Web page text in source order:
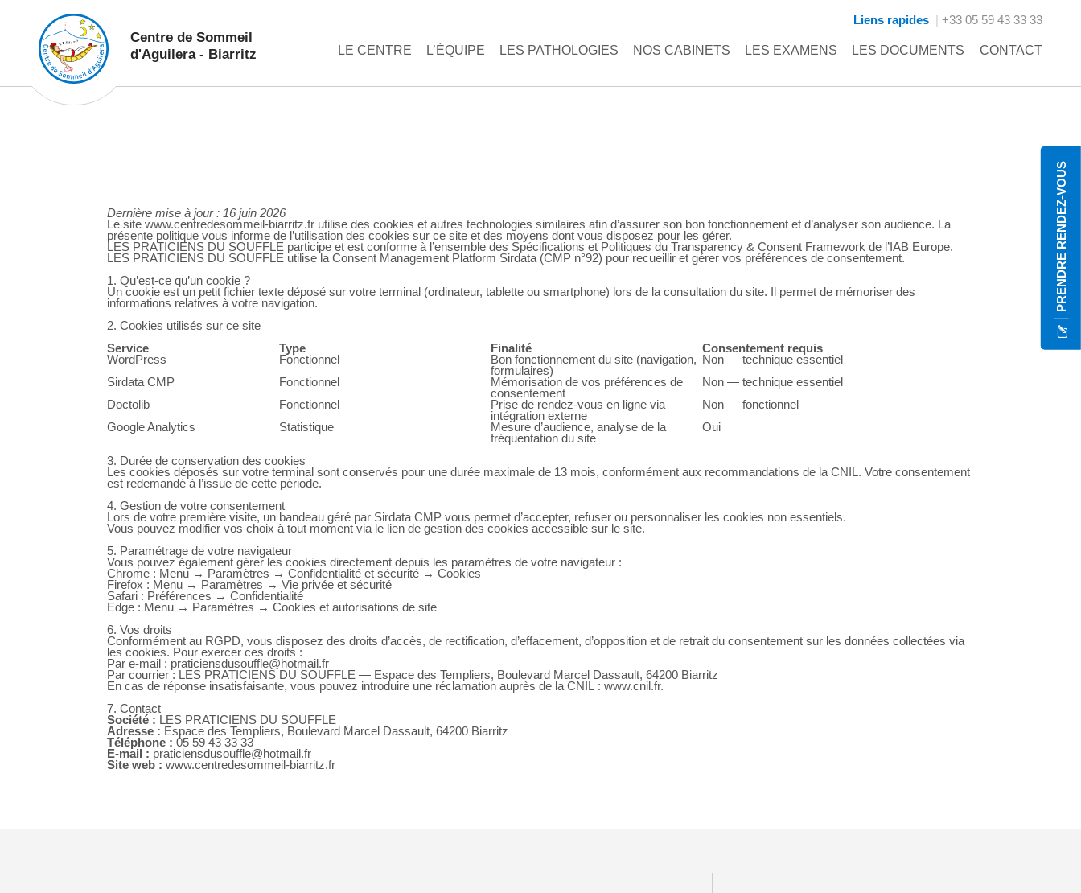
Centre de Sommeil
d'Aguilera - Biarritz
Liens rapides +33 05 59 43 33 33
LE CENTRE L’ÉQUIPE LES PATHOLOGIES NOS CABINETS LES EXAMENS LES DOCUMENTS CONTACT
PRENDRE RENDEZ-VOUS
Dernière mise à jour : 16 juin 2026
Le site www.centredesommeil-biarritz.fr utilise des cookies et autres technologies similaires afin d’assurer son bon fonctionnement et d’analyser son audience. La
présente politique vous informe de l’utilisation des cookies sur ce site et des moyens dont vous disposez pour les gérer.
LES PRATICIENS DU SOUFFLE participe et est conforme à l’ensemble des Spécifications et Politiques du Transparency & Consent Framework de l’IAB Europe.
LES PRATICIENS DU SOUFFLE utilise la Consent Management Platform Sirdata (CMP n°92) pour recueillir et gérer vos préférences de consentement.
1. Qu’est-ce qu’un cookie ?
Un cookie est un petit fichier texte déposé sur votre terminal (ordinateur, tablette ou smartphone) lors de la consultation du site. Il permet de mémoriser des
informations relatives à votre navigation.
2. Cookies utilisés sur ce site
Service
Type Finalité
Consentement requis
WordPress
Fonctionnel
Bon fonctionnement du site (navigation,
formulaires)
Non — technique essentiel
Sirdata CMP
Fonctionnel
Mémorisation de vos préférences de
consentement
Non — technique essentiel
Doctolib
Fonctionnel
Prise de rendez-vous en ligne via
intégration externe
Non — fonctionnel
Google Analytics
Statistique
Mesure d’audience, analyse de la
fréquentation du site
Oui
3. Durée de conservation des cookies
Les cookies déposés sur votre terminal sont conservés pour une durée maximale de 13 mois, conformément aux recommandations de la CNIL. Votre consentement
est redemandé à l’issue de cette période.
4. Gestion de votre consentement
Lors de votre première visite, un bandeau géré par Sirdata CMP vous permet d’accepter, refuser ou personnaliser les cookies non essentiels.
Vous pouvez modifier vos choix à tout moment via le lien de gestion des cookies accessible sur le site.
5. Paramétrage de votre navigateur
Vous pouvez également gérer les cookies directement depuis les paramètres de votre navigateur :
Chrome : Menu → Paramètres → Confidentialité et sécurité → Cookies
Firefox : Menu → Paramètres → Vie privée et sécurité
Safari : Préférences → Confidentialité
Edge : Menu → Paramètres → Cookies et autorisations de site
6. Vos droits
Conformément au RGPD, vous disposez des droits d’accès, de rectification, d’effacement, d’opposition et de retrait du consentement sur les données collectées via
les cookies. Pour exercer ces droits :
Par e-mail : praticiensdusouffle@hotmail.fr
Par courrier : LES PRATICIENS DU SOUFFLE — Espace des Templiers, Boulevard Marcel Dassault, 64200 Biarritz
En cas de réponse insatisfaisante, vous pouvez introduire une réclamation auprès de la CNIL : www.cnil.fr.
7. Contact
Société : LES PRATICIENS DU SOUFFLE
Adresse : Espace des Templiers, Boulevard Marcel Dassault, 64200 Biarritz
Téléphone : 05 59 43 33 33
E-mail : praticiensdusouffle@hotmail.fr
Site web : www.centredesommeil-biarritz.fr